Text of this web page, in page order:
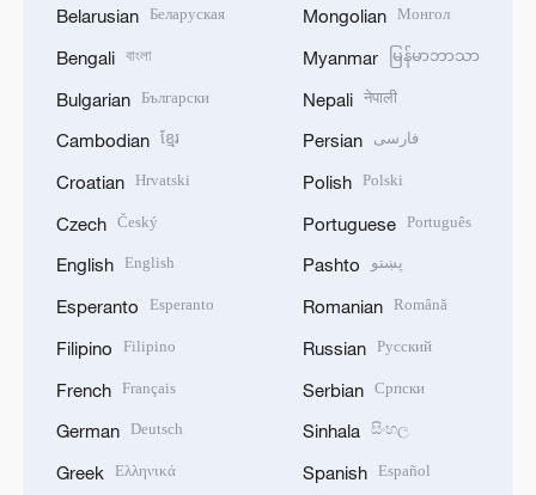
Belarusian Беларуская
Bengali বাংলা
Bulgarian Български
Cambodian ខ្មែរ
Croatian Hrvatski
Czech Český
English English
Esperanto Esperanto
Filipino Filipino
French Français
German Deutsch
Greek Ελληνικά
Mongolian Монгол
Myanmar မြန်မာဘာသာ
Nepali नेपाली
Persian فارسی
Polish Polski
Portuguese Português
Pashto پښتو
Romanian Română
Russian Русский
Serbian Српски
Sinhala සිංහල
Spanish Español